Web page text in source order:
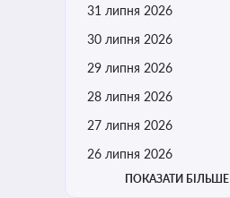
31 липня 2026
30 липня 2026
29 липня 2026
28 липня 2026
27 липня 2026
26 липня 2026
ПОКАЗАТИ БІЛЬШЕ